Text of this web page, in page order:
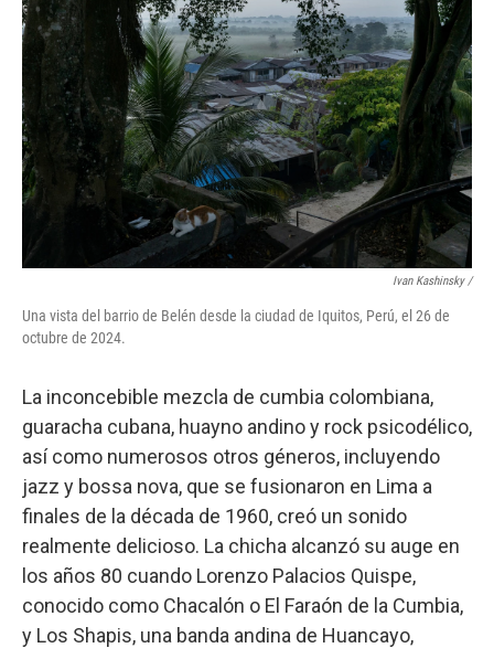
Ivan Kashinsky/
Una vista del barrio de Belén desde la ciudad de Iquitos, Perú, el 26 de
octubre de 2024.
La inconcebible mezcla de cumbia colombiana,
guaracha cubana, huayno andino y rock psicodélico,
así como numerosos otros géneros, incluyendo
jazz y bossa nova, que se fusionaron en Lima a
finales de la década de 1960, creó un sonido
realmente delicioso. La chicha alcanzó su auge en
los años 80 cuando Lorenzo Palacios Quispe,
conocido como Chacalón o El Faraón de la Cumbia,
y Los Shapis, una banda andina de Huancayo,